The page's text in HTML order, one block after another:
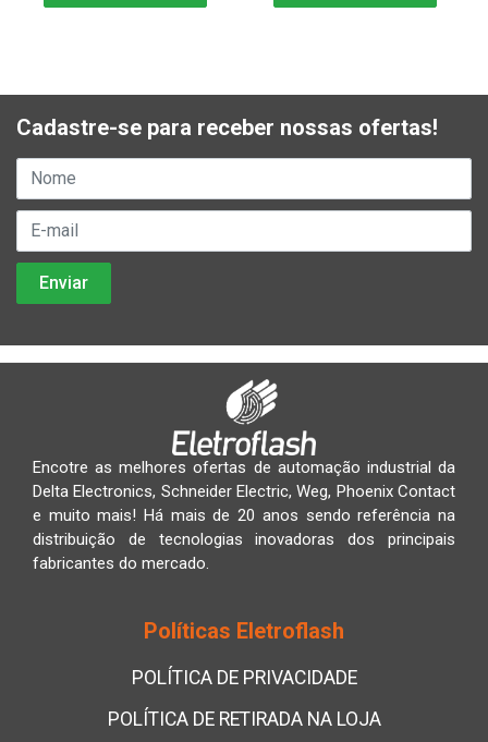
Cadastre-se para receber nossas ofertas!
Encotre as melhores ofertas de automação industrial da
Delta Electronics, Schneider Electric, Weg, Phoenix Contact
e muito mais! Há mais de 20 anos sendo referência na
distribuição de tecnologias inovadoras dos principais
fabricantes do mercado.
Políticas Eletroflash
POLÍTICA DE PRIVACIDADE
POLÍTICA DE RETIRADA NA LOJA